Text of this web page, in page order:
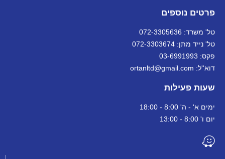
פרטים נוספים
טל' משרד: 072-3305636
טל' נייד מתן: 072-3303674
פקס: 03-6991993
דוא''ל: ortanltd@gmail.com
שעות פעילות
ימים א' - ה' 8:00 - 18:00
יום ו' 8:00 - 13:00